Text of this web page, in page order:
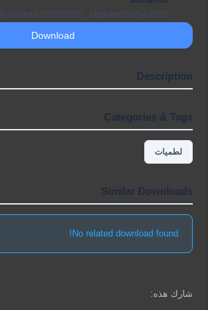
Published 28/03/2020 · Updated 05/04/2020
Download
Description
Categories & Tags
لطميات
Similar Downloads
No related download found!
شارك هذه: